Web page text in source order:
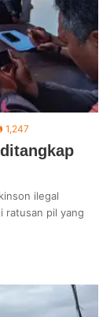
1,247
ilegal
ratusan pil yang